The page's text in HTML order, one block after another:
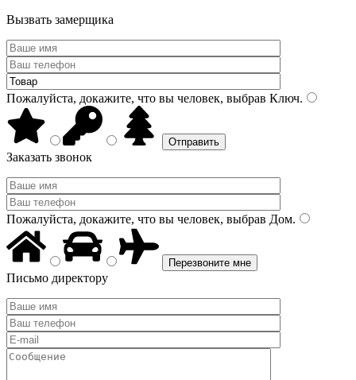
Вызвать замерщика
Пожалуйста, докажите, что вы человек, выбрав Ключ.
Заказать звонок
Пожалуйста, докажите, что вы человек, выбрав Дом.
Письмо директору